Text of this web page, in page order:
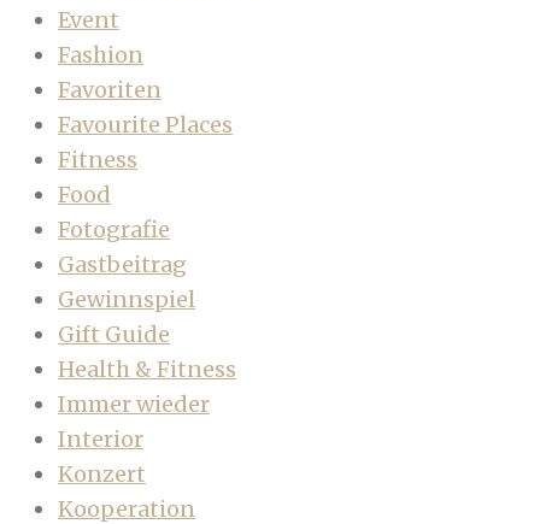
Event
Fashion
Favoriten
Favourite Places
Fitness
Food
Fotografie
Gastbeitrag
Gewinnspiel
Gift Guide
Health & Fitness
Immer wieder
Interior
Konzert
Kooperation